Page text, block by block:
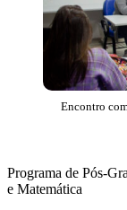
Encontro
Programa de Pós-
e Matemática